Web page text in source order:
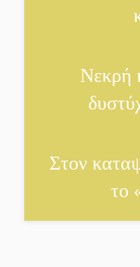
Νεκρή
Στον
το